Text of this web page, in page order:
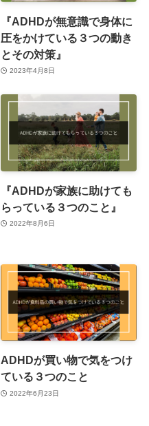
『ADHDが無意識で身体に
圧をかけている３つの動き
とその対策』
2023年4月8日
『ADHDが家族に助けても
らっている３つのこと』
2022年8月6日
ADHDが買い物で気をつけ
ている３つのこと
2022年6月23日